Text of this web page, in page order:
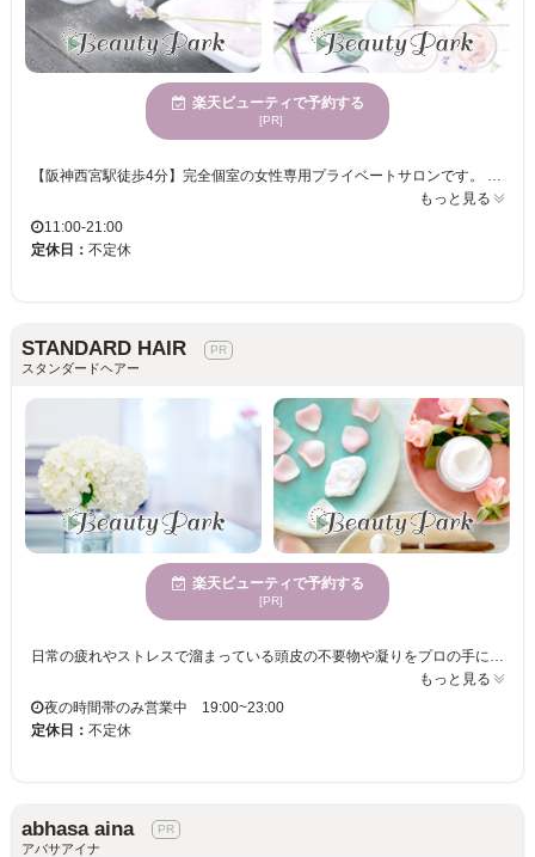
楽天ビューティで予約する
[PR]
【阪神西宮駅徒歩4分】完全個室の女性専用プライベートサロンです。 疲れが抜けない、なんとなくだるい、肩や首の力が抜けない。 そんな方へ向けて、植物オイルとアロマを使用したオイルマッサージをご提供しています。 強く押すのではなくやさしく深くなじませる施術、心身が自然とゆるむ感覚を大切にしています リンパトリートメントMIZUTOKIは、女性専用・完全個室のプライベートサロンです。 強く押すのではなく、体の状態に合わせて防御反応や反発が起きにくい心地よい圧で、全身をゆるめていく施術を行っています。 呼吸が深くなる、体の力が抜ける、頭が静かになる。 そんな感覚を大切にしながら、お一人おひとりに合わせて施術しています。 日々の疲れをリセットしたい方、自分をゆっくり休ませたい方はぜひ一度ご相談ください。 全身リンパマッサージ90分以上のコースは、首や頭をやさしくゆるめる痛みのないドライヘッド付きです。 強く押さず、頭皮や首まわりをやさしくゆるめていくドライヘッドです。 頭が静かになり、自然と眠ってしまう方も多くいらっしゃいます。 ※ご予約はネット予約をご利用いただくとスムーズです。施術中は電話に出られない場合がございます。
もっと見る
11:00-21:00
定休日： 不定休
STANDARD HAIR
スタンダードヘアー
楽天ビューティで予約する
[PR]
もっと見る
夜の時間帯のみ営業中 19:00~23:00
定休日： 不定休
abhasa aina
アバサアイナ